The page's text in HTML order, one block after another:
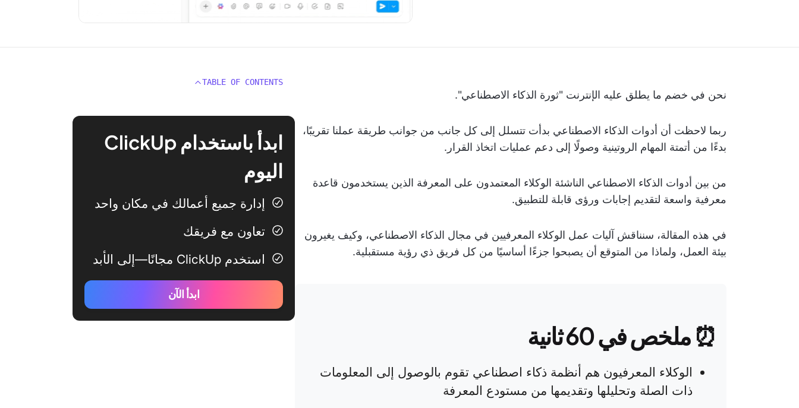
نحن في خضم ما يطلق عليه الإنترنت "ثورة الذكاء الاصطناعي".
ربما لاحظت أن أدوات الذكاء الاصطناعي بدأت تتسلل إلى كل جانب من جوانب طريقة عملنا تقريبًا،
بدءًا من أتمتة المهام الروتينية وصولًا إلى دعم عمليات اتخاذ القرار.
من بين أدوات الذكاء الاصطناعي الناشئة الوكلاء المعتمدون على المعرفة الذين يستخدمون قاعدة
معرفية واسعة لتقديم إجابات ورؤى قابلة للتطبيق.
في هذه المقالة، سنناقش آليات عمل الوكلاء المعرفيين في مجال الذكاء الاصطناعي، وكيف يغيرون
بيئة العمل، ولماذا من المتوقع أن يصبحوا جزءًا أساسيًا من كل فريق ذي رؤية مستقبلية.
⏰ ملخص في 60 ثانية
الوكلاء المعرفيون هم أنظمة ذكاء اصطناعي تقوم بالوصول إلى المعلومات
ذات الصلة وتحليلها وتقديمها من مستودع المعرفة
TABLE OF CONTENTS
ابدأ باستخدام ClickUp
اليوم
إدارة جميع أعمالك في مكان واحد
تعاون مع فريقك
استخدم ClickUp مجانًا—إلى الأبد
ابدأ الآن